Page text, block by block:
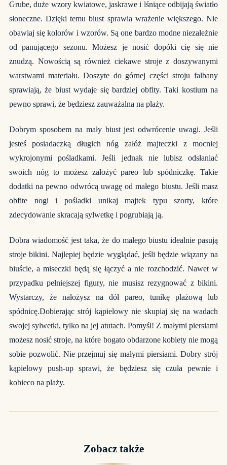
Grube, duże wzory kwiatowe, jaskrawe i lśniące odbijają światło
słoneczne. Dzięki temu biust sprawia wrażenie większego. Nie
obawiaj się kolorów i wzorów. Są one bardzo modne niezależnie
od panującego sezonu. Możesz je nosić dopóki cię się nie
znudzą. Nowością są również ciekawe stroje z doszywanymi
warstwami materiału. Doszyte do górnej części stroju falbany
sprawiają, że biust wydaje się bardziej obfity. Taki kostium na
pewno sprawi, że będziesz zauważalna na plaży.
Dobrym sposobem na mały biust jest odwrócenie uwagi. Jeśli
jesteś posiadaczką długich nóg załóż majteczki z mocniej
wykrojonymi pośladkami. Jeśli jednak nie lubisz odsłaniać
swoich nóg to możesz założyć pareo lub spódniczkę. Takie
dodatki na pewno odwrócą uwagę od małego biustu. Jeśli masz
obfite nogi i pośladki unikaj majtek typu szorty, które
zdecydowanie skracają sylwetkę i pogrubiają ją.
Dobra wiadomość jest taka, że do małego biustu idealnie pasują
stroje bikini. Najlepiej będzie wyglądać, jeśli będzie wiązany na
biuście, a miseczki będą się łączyć a nie rozchodzić. Nawet w
przypadku pełniejszej figury, nie musisz rezygnować z bikini.
Wystarczy, że nałożysz na dół pareo, tunikę plażową lub
spódnicę.Dobierając strój kąpielowy nie skupiaj się na wadach
swojej sylwetki, tylko na jej atutach. Pomyśl! Z małymi piersiami
możesz nosić stroje, na które bogato obdarzone kobiety nie mogą
sobie pozwolić. Nie przejmuj się małymi piersiami. Dobry strój
kąpielowy push-up sprawi, że będziesz się czuła pewnie i
kobieco na plaży.
Zobacz także